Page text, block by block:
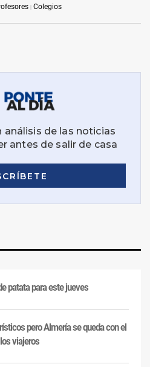
Colegios
patata para este jueves
pero Almería se queda con el
viajeros